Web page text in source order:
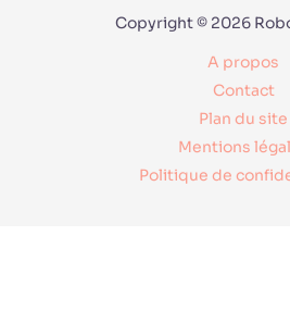
Copyright © 2026
A propos
Contact
Plan du site
Mentions
Politique de